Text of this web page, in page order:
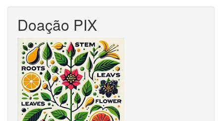
Doação PIX